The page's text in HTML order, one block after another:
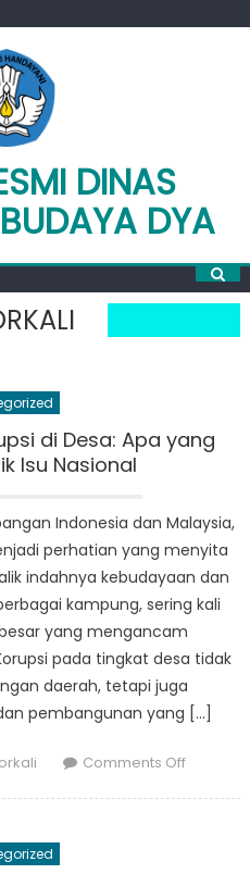
DINAS
DYA
di Desa: Apa yang
Isu Nasional
Indonesia dan Malaysia,
perhatian yang menyita
indahnya kebudayaan dan
kampung, sering kali
yang mengancam
pada tingkat desa tidak
daerah, tetapi juga
pembangunan yang […]
Comments Offon